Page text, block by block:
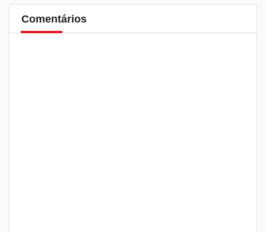
Comentários